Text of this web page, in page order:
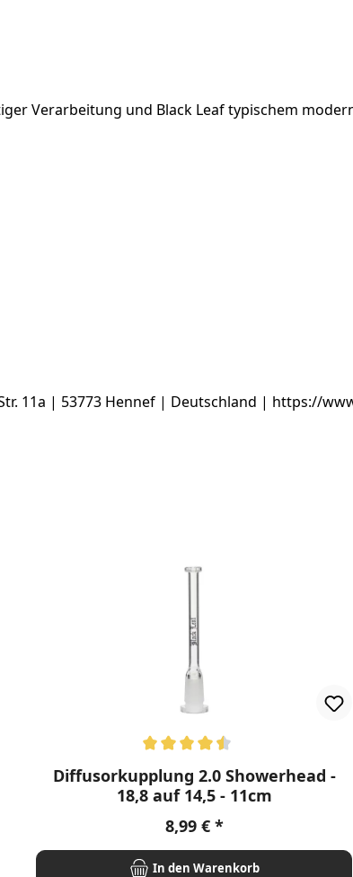
Verarbeitung und Black Leaf typischem
11a | 53773 Hennef | Deutschland | https://
Durchschnittliche Bewertung von 4.5 von 5
Diffusorkupplung 2.0 Showerhead -
18,8 auf 14,5 - 11cm
Regulärer Preis:
8,99 €
In den Warenkorb